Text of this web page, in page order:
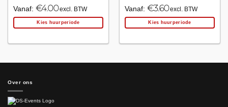
Vanaf: €4.00excl. BTW
Kies huurperiode
Vanaf: €3.60excl. BTW
Kies huurperiode
Over ons